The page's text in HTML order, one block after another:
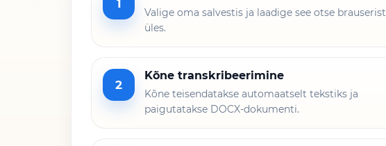
1
Valige oma salvestis ja laadige see otse brauserist
üles.
2
Kõne transkribeerimine
Kõne teisendatakse automaatselt tekstiks ja
paigutatakse DOCX-dokumenti.